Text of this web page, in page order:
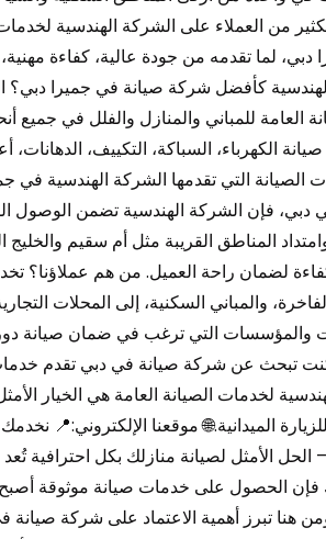
من العملاء على الشركة الهندسية
لما تقدمه من جودة عالية، كفاءة
كأفضل شركة صيانة في جميرا دبي؟
العامة للمباني والمنازل والفلل في جميع
الكهرباء، السباكة، التكييف،
الصيانة التي تقدمها الشركة الهندسية
دبي، فإن الشركة الهندسية تضمن الوصول
1، 2، 3، وامتداد المناطق القريبة مثل أم سقيم
لضمان راحة العميل. من هم عملاؤنا؟
والمباني السكنية، إلى المحلات
والمؤسسات التي ترغب في ضمان صيانة
كنت تبحث عن شركة صيانة في دبي تقدم
لخدمات الصيانة العامة هي الخيار
الأمثل لصيانة منازلك بكل احترافية
فإن الحصول على خدمات صيانة موثوقة
هنا تبرز أهمية الاعتماد على شركة صيانة